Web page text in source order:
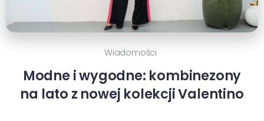
Wiadomości
Modne i wygodne: kombinezony
na lato z nowej kolekcji Valentino